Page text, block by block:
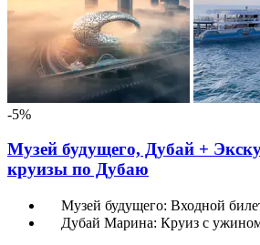
-5%
Музей будущего, Дубай +
круизы по Дубаю
Музей будущего: Входной
Дубай Марина: Круиз с